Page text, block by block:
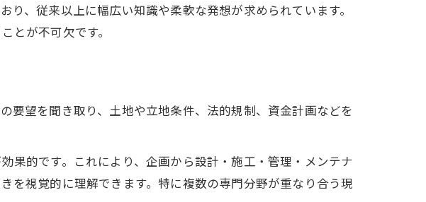
べき市場動向
種ごとの違い
解説
流れを整理
れる理由
わりを解説
き企画の役割
、従来以上に幅広い知識や柔軟な発想が求められています。
とが不可欠です。
要望を聞き取り、土地や立地条件、法的規制、資金計画などを
果的です。これにより、企画から設計・施工・管理・メンテナ
を視覚的に理解できます。特に複数の専門分野が重なり合う現